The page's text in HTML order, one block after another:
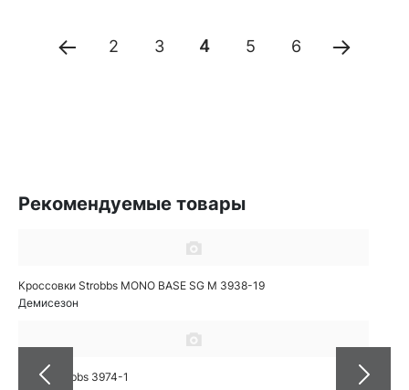
2 3 4 5 6
Рекомендуемые товары
Кроссовки Strobbs MONO BASE SG M 3938-19
Демисезон
Кеды Strobbs 3974-1